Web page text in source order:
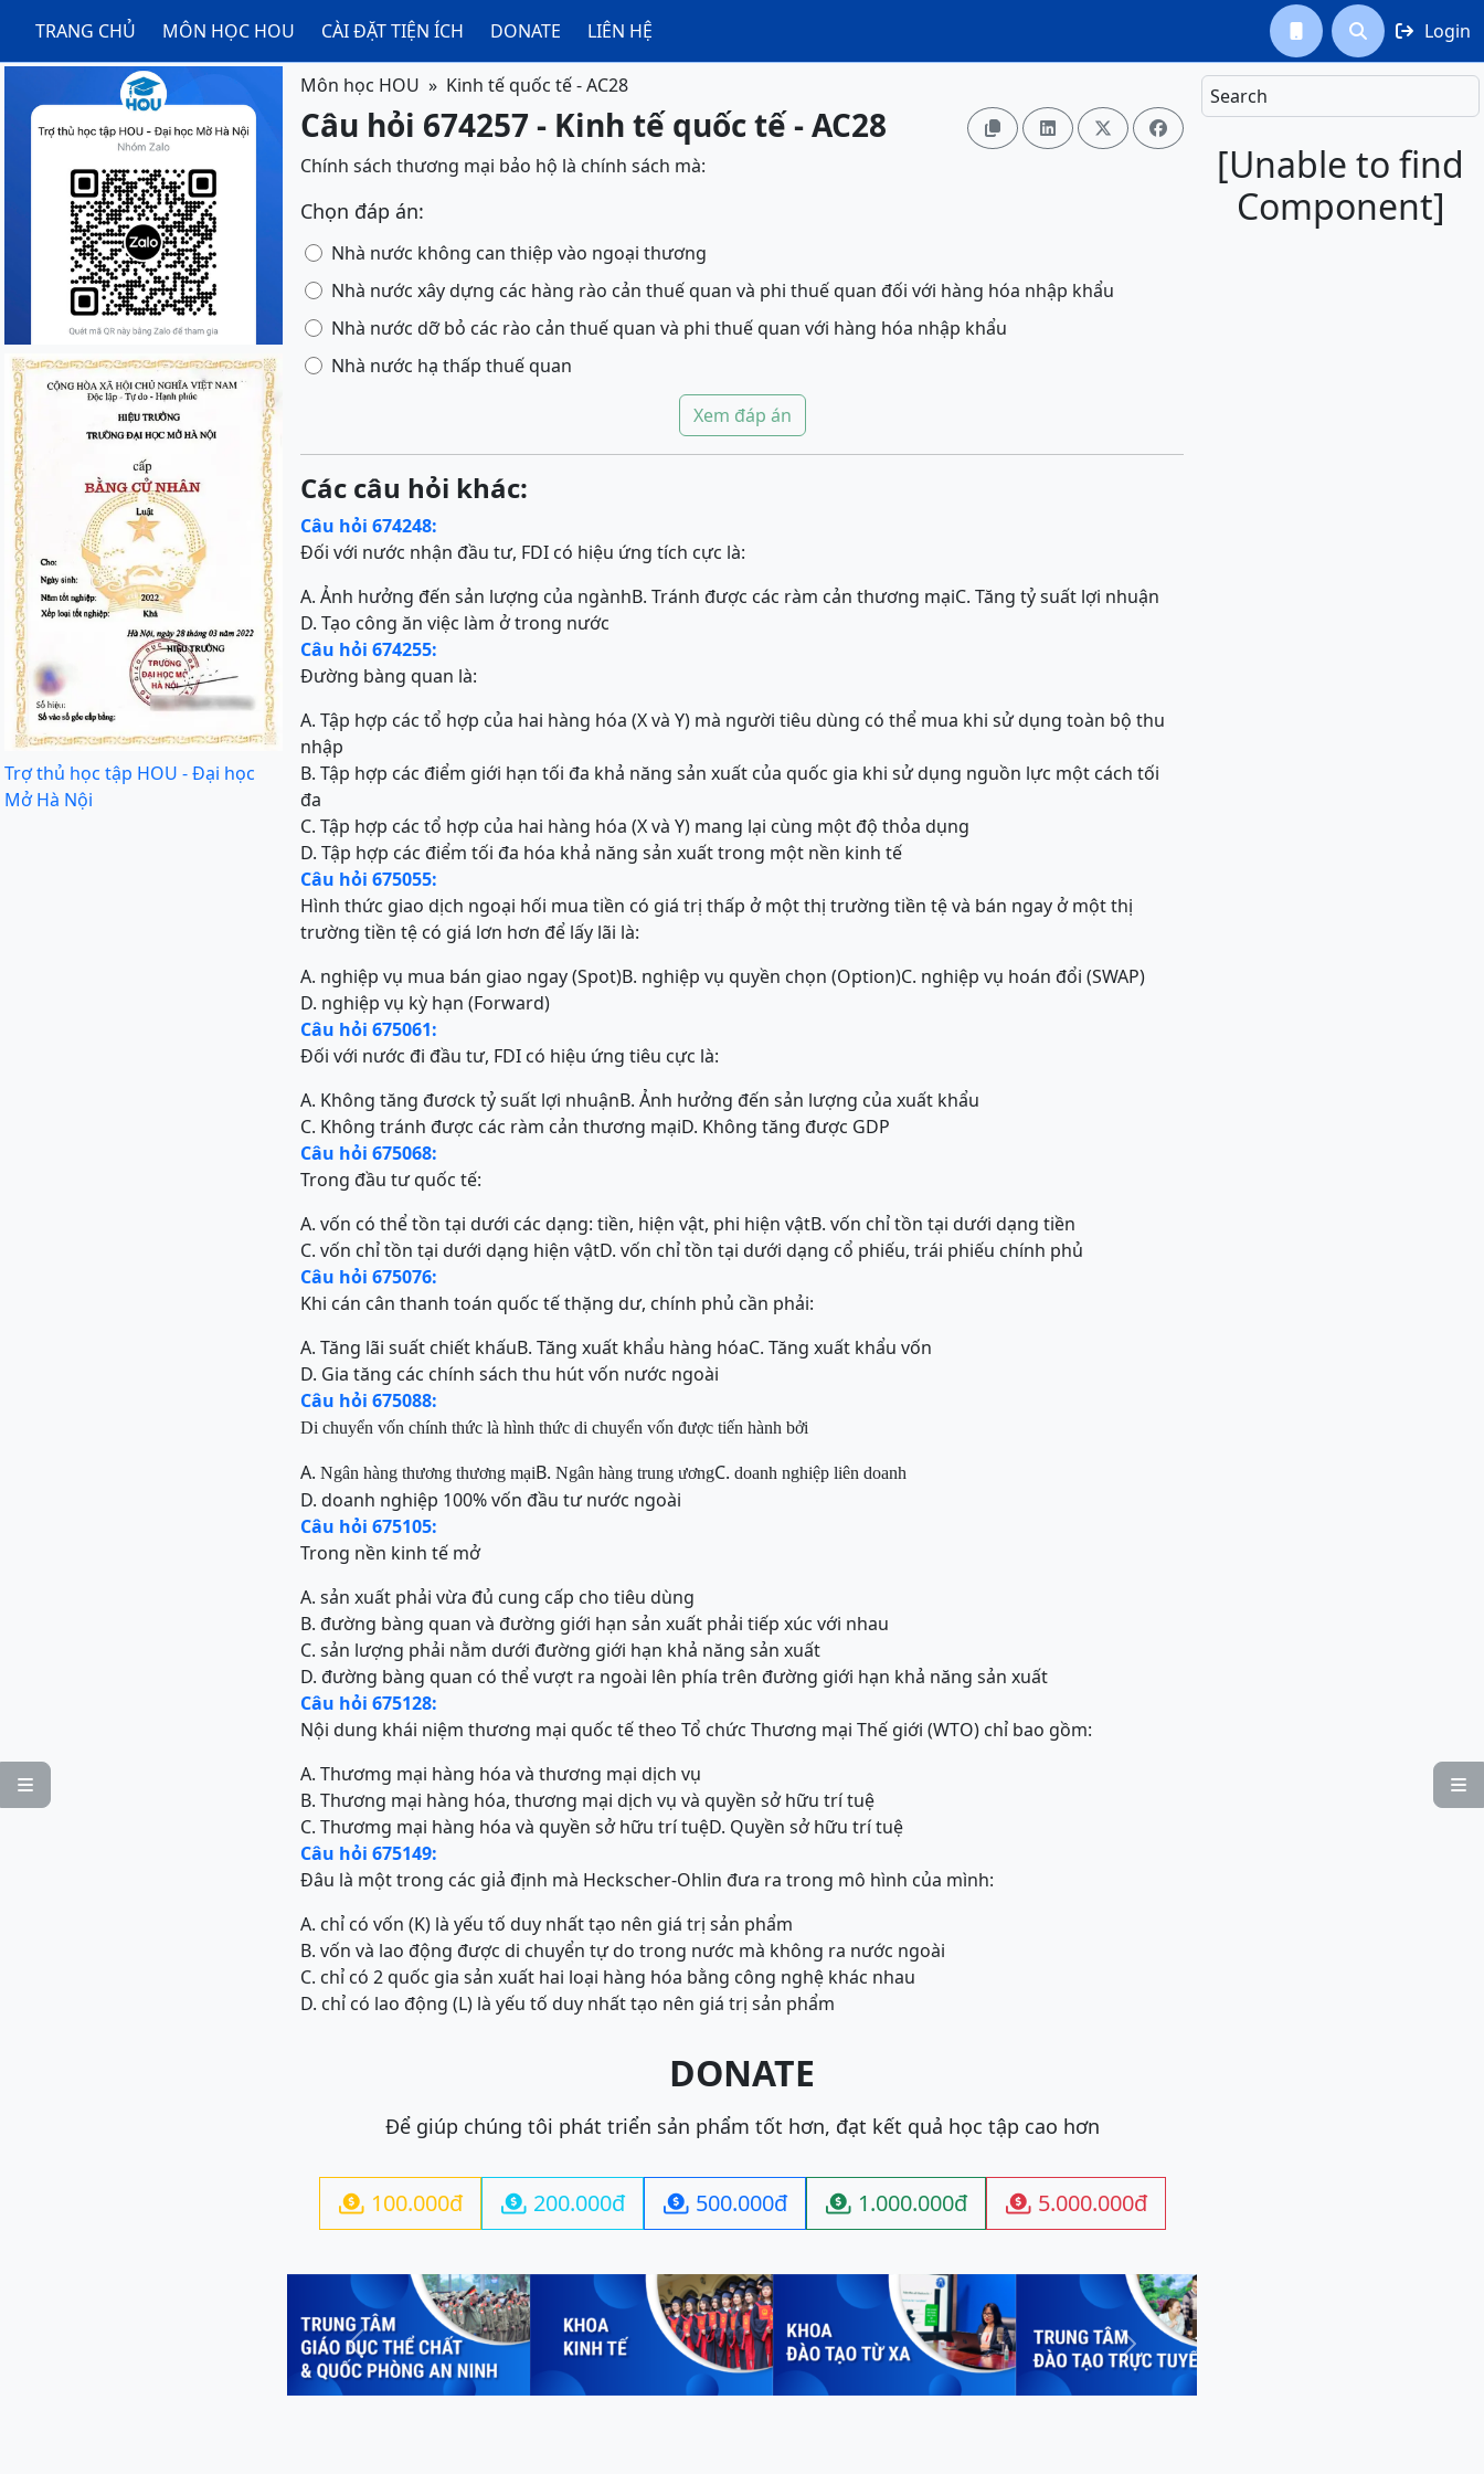
TRANG CHỦ MÔN HỌC HOU CÀI ĐẶT TIỆN ÍCH DONATE LIÊN HỆ   Login

Search
[Unable to find
Component]

Trợ thủ học tập HOU - Đại học
Mở Hà Nội
Môn học HOU Kinh tế quốc tế - AC28
Câu hỏi 674257 - Kinh tế quốc tế - AC28    
Chính sách thương mại bảo hộ là chính sách mà:
Chọn đáp án:
Nhà nước không can thiệp vào ngoại thương
Nhà nước xây dựng các hàng rào cản thuế quan và phi thuế quan đối với hàng hóa nhập khẩu
Nhà nước dỡ bỏ các rào cản thuế quan và phi thuế quan với hàng hóa nhập khẩu
Nhà nước hạ thấp thuế quan
Xem đáp án
Các câu hỏi khác:
Câu hỏi 674248:
Đối với nước nhận đầu tư, FDI có hiệu ứng tích cực là:
A. Ảnh hưởng đến sản lượng của ngànhB. Tránh được các ràm cản thương mạiC. Tăng tỷ suất lợi nhuận
D. Tạo công ăn việc làm ở trong nước
Câu hỏi 674255:
Đường bàng quan là:
A. Tập hợp các tổ hợp của hai hàng hóa (X và Y) mà người tiêu dùng có thể mua khi sử dụng toàn bộ thu
nhập
B. Tập hợp các điểm giới hạn tối đa khả năng sản xuất của quốc gia khi sử dụng nguồn lực một cách tối
đa
C. Tập hợp các tổ hợp của hai hàng hóa (X và Y) mang lại cùng một độ thỏa dụng
D. Tập hợp các điểm tối đa hóa khả năng sản xuất trong một nền kinh tế
Câu hỏi 675055:
Hình thức giao dịch ngoại hối mua tiền có giá trị thấp ở một thị trường tiền tệ và bán ngay ở một thị
trường tiền tệ có giá lơn hơn để lấy lãi là:
A. nghiệp vụ mua bán giao ngay (Spot)B. nghiệp vụ quyền chọn (Option)C. nghiệp vụ hoán đổi (SWAP)
D. nghiệp vụ kỳ hạn (Forward)
Câu hỏi 675061:
Đối với nước đi đầu tư, FDI có hiệu ứng tiêu cực là:
A. Không tăng đươck tỷ suất lợi nhuậnB. Ảnh hưởng đến sản lượng của xuất khẩu
C. Không tránh được các ràm cản thương mạiD. Không tăng được GDP
Câu hỏi 675068:
Trong đầu tư quốc tế:
A. vốn có thể tồn tại dưới các dạng: tiền, hiện vật, phi hiện vậtB. vốn chỉ tồn tại dưới dạng tiền
C. vốn chỉ tồn tại dưới dạng hiện vậtD. vốn chỉ tồn tại dưới dạng cổ phiếu, trái phiếu chính phủ
Câu hỏi 675076:
Khi cán cân thanh toán quốc tế thặng dư, chính phủ cần phải:
A. Tăng lãi suất chiết khấuB. Tăng xuất khẩu hàng hóaC. Tăng xuất khẩu vốn
D. Gia tăng các chính sách thu hút vốn nước ngoài
Câu hỏi 675088:
Di chuyển vốn chính thức là hình thức di chuyển vốn được tiến hành bởi
A. Ngân hàng thương thương mạiB. Ngân hàng trung ươngC. doanh nghiệp liên doanh
D. doanh nghiệp 100% vốn đầu tư nước ngoài
Câu hỏi 675105:
Trong nền kinh tế mở
A. sản xuất phải vừa đủ cung cấp cho tiêu dùng
B. đường bàng quan và đường giới hạn sản xuất phải tiếp xúc với nhau
C. sản lượng phải nằm dưới đường giới hạn khả năng sản xuất
D. đường bàng quan có thể vượt ra ngoài lên phía trên đường giới hạn khả năng sản xuất
Câu hỏi 675128:
Nội dung khái niệm thương mại quốc tế theo Tổ chức Thương mại Thế giới (WTO) chỉ bao gồm:
A. Thươmg mại hàng hóa và thương mại dịch vụ
B. Thương mại hàng hóa, thương mại dịch vụ và quyền sở hữu trí tuệ
C. Thươmg mại hàng hóa và quyền sở hữu trí tuệD. Quyền sở hữu trí tuệ
Câu hỏi 675149:
Đâu là một trong các giả định mà Heckscher-Ohlin đưa ra trong mô hình của mình:
A. chỉ có vốn (K) là yếu tố duy nhất tạo nên giá trị sản phẩm
B. vốn và lao động được di chuyển tự do trong nước mà không ra nước ngoài
C. chỉ có 2 quốc gia sản xuất hai loại hàng hóa bằng công nghệ khác nhau
D. chỉ có lao động (L) là yếu tố duy nhất tạo nên giá trị sản phẩm
DONATE
Để giúp chúng tôi phát triển sản phẩm tốt hơn, đạt kết quả học tập cao hơn
 100.000đ  200.000đ  500.000đ  1.000.000đ  5.000.000đ
Previous Next